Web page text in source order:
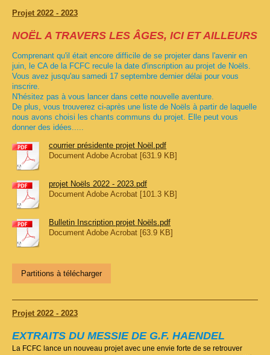
Projet 2022 - 2023
NOËL A TRAVERS LES ÂGES, ICI ET AILLEURS
Comprenant qu'il était encore difficile de se projeter dans l'avenir en
juin, le CA de la FCFC recule la date d'inscription au projet de Noëls.
Vous avez jusqu'au samedi 17 septembre dernier délai pour vous
inscrire.
N'hésitez pas à vous lancer dans cette nouvelle aventure.
De plus, vous trouverez ci-après une liste de Noëls à partir de laquelle
nous avons choisi les chants communs du projet. Elle peut vous
donner des idées.....
courrier présidente projet Noël.pdf
Document Adobe Acrobat [631.9 KB]
projet Noëls 2022 - 2023.pdf
Document Adobe Acrobat [101.3 KB]
Bulletin Inscription projet Noëls.pdf
Document Adobe Acrobat [63.9 KB]
Partitions à télécharger
Projet 2022 - 2023
EXTRAITS DU MESSIE DE G.F. HAENDEL
La FCFC lance un nouveau projet avec une envie forte de se retrouver